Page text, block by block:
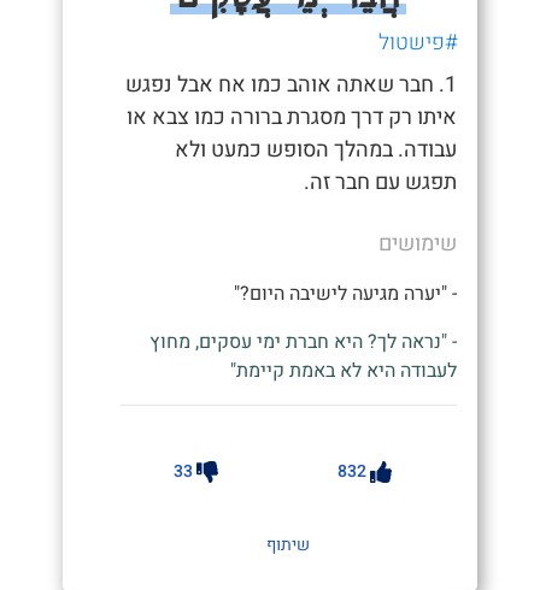
#פישטול
1. חבר שאתה אוהב כמו אח אבל נפגש
איתו רק דרך מסגרת ברורה כמו צבא או
עבודה. במהלך הסופש כמעט ולא
תפגש עם חבר זה.
שימושים
- "יערה מגיעה לישיבה היום?"
- "נראה לך? היא חברת ימי עסקים, מחוץ
לעבודה היא לא באמת קיימת"
832
33
שיתוף